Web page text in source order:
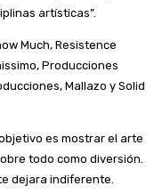
artísticas”.
Much, Resistence
Producciones
Mallazo y Solid
es mostrar el arte
todo como diversión.
dejara indiferente.